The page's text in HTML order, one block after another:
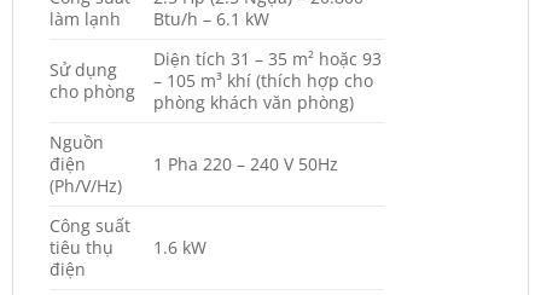
làm lạnh
Btu/h – 6.1 kW
Sử dụng
cho phòng
Diện tích 31 – 35 m² hoặc 93
– 105 m³ khí (thích hợp cho
phòng khách văn phòng)
Nguồn
điện
(Ph/V/Hz)
1 Pha 220 – 240 V 50Hz
Công suất
tiêu thụ
điện
1.6 kW